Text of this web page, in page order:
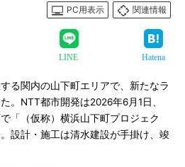
PC用表示
関連情報
LINE Hatena
る関内の山下町エリアで、新たなラ
。NTT都市開発は2026年6月1日、
「（仮称）横浜山下町プロジェク
設計・施工は清水建設が手掛け、竣